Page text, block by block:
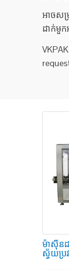
អាចសម្
ដាក់មួក
ម៉ាស៊ីន
ស្វ័យប្រ